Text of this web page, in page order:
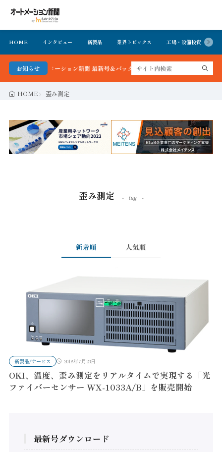
HOME インタビュー 新製品 業界トピックス 工場・設備投資
お知らせ
！オートメーション新聞 最新号＆バックナンバーを無料で公開中 詳細はこちら
HOME 歪み測定
歪み測定 tag
新着順 人気順
新製品/サービス 2018年7月23日
OKI、温度、歪み測定をリアルタイムで実現する「光
ファイバーセンサー WX-1033A/B」を販売開始
最新号ダウンロード